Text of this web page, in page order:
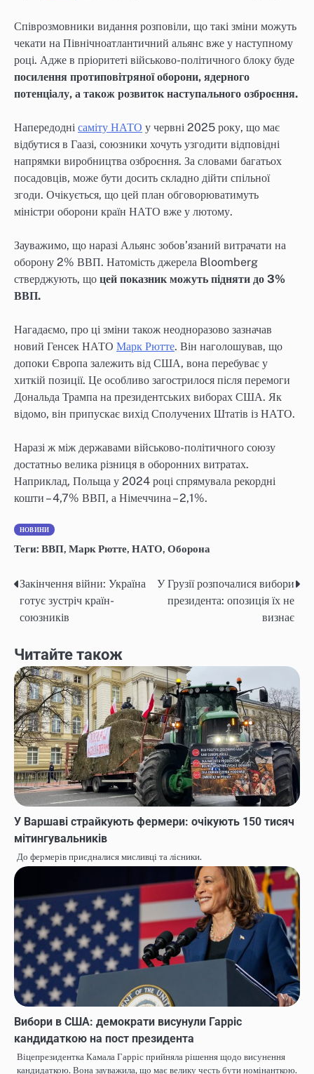
Співрозмовники видання розповіли, що такі зміни можуть
чекати на Північноатлантичний альянс вже у наступному
році. Адже в пріоритеті військово-політичного блоку буде
посилення протиповітряної оборони, ядерного
потенціалу, а також розвиток наступального озброєння.
Напередодні саміту НАТО у червні 2025 року, що має
відбутися в Гаазі, союзники хочуть узгодити відповідні
напрямки виробництва озброєння. За словами багатьох
посадовців, може бути досить складно дійти спільної
згоди. Очікується, що цей план обговорюватимуть
міністри оборони країн НАТО вже у лютому.
Зауважимо, що наразі Альянс зобов’язаний витрачати на
оборону 2% ВВП. Натомість джерела Bloomberg
стверджують, що цей показник можуть підняти до 3%
ВВП.
Нагадаємо, про ці зміни також неодноразово зазначав
новий Генсек НАТО Марк Рютте. Він наголошував, що
допоки Європа залежить від США, вона перебуває у
хиткій позиції. Це особливо загострилося після перемоги
Дональда Трампа на президентських виборах США. Як
відомо, він припускає вихід Сполучених Штатів із НАТО.
Наразі ж між державами військово-політичного союзу
достатньо велика різниця в оборонних витратах.
Наприклад, Польща у 2024 році спрямувала рекордні
кошти – 4,7% ВВП, а Німеччина – 2,1%.
НОВИНИ
Теги: ВВП, Марк Рютте, НАТО, Оборона
Навігація
записів
Закінчення війни: Україна
готує зустріч країн-
союзників
У Грузії розпочалися вибори
президента: опозиція їх не
визнає
Читайте також
У Варшаві страйкують фермери: очікують 150 тисяч
мітингувальників
До фермерів приєдналися мисливці та лісники.
Вибори в США: демократи висунули Гарріс
кандидаткою на пост президента
Віцепрезидентка Камала Гарріс прийняла рішення щодо висунення
кандидаткою. Вона зауважила, що має велику честь бути номінанткою.